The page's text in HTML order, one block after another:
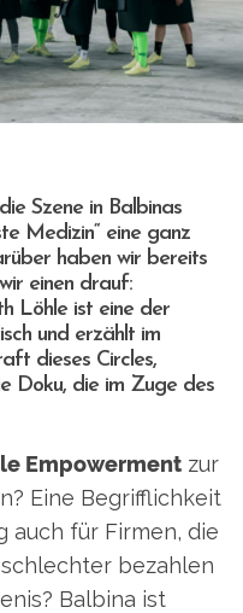
Szene in Balbinas
Medizin“ eine ganz
haben wir bereits
einen drauf:
Löhle ist eine der
und erzählt im
dieses Circles,
Doku, die im Zuge des
Empowermentzur
Eine Begrifflichkeit
auch für Firmen, die
bezahlen
Balbina ist